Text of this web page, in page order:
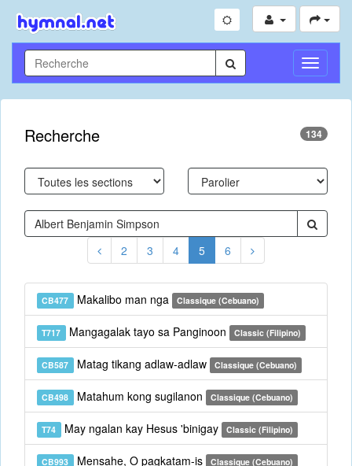
Toggle
Recherche 134
2 3 4 5 6
CB477 Makalibo man nga Classique (Cebuano)
T717 Mangagalak tayo sa Panginoon Classic (Filipino)
CB587 Matag tikang adlaw-adlaw Classique (Cebuano)
CB498 Matahum kong sugilanon Classique (Cebuano)
T74 May ngalan kay Hesus 'binigay Classic (Filipino)
CB993 Mensahe, O pagkatam-is Classique (Cebuano)